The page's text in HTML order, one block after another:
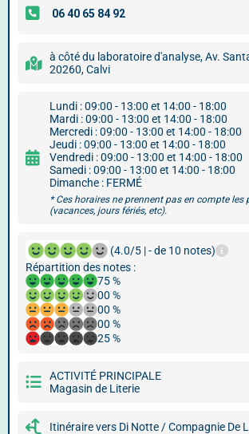
à côté du laboratoire d'analyse, Av.
20260, Calvi
Lundi : 09:00 - 13:00 et 14:00 - 18:00
Mardi : 09:00 - 13:00 et 14:00 - 18:00
Mercredi : 09:00 - 13:00 et 14:00 - 18:00
Jeudi : 09:00 - 13:00 et 14:00 - 18:00
Vendredi : 09:00 - 13:00 et 14:00 - 18:00
Samedi : 09:00 - 13:00 et 14:00 - 18:00
Dimanche : FERMÉ
* Ces horaires ne prennent pas en compte les
(vacances, jours fériés, etc).
(4.0/5 | - de 10 notes)
Répartition des notes :
75 %
00 %
00 %
00 %
25 %
ACTIVITÉ PRINCIPALE
Magasin de Literie
Itinéraire vers Di Notte / Compagnie De